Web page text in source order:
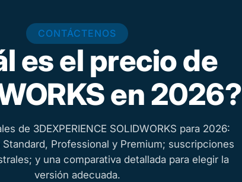
CONTÁCTENOS
es el precio de
en 2026?
de 3DEXPERIENCE SOLIDWORKS para 2026:
Professional y Premium; suscripciones
y una comparativa detallada para elegir la
versión adecuada.